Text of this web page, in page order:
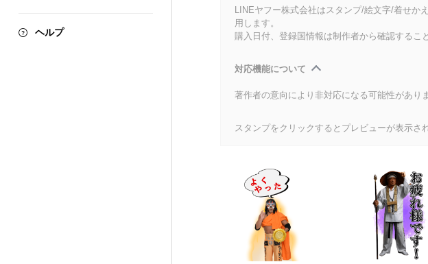
ヘルプ
LINEヤフー株式会社はスタンプ/絵文字/着せか
用します。
購入日付、登録国情報は制作者から確認するこ
対応機能について
著作者の意向により非対応になる可能性があり
スタンプをクリックするとプレビューが表示さ